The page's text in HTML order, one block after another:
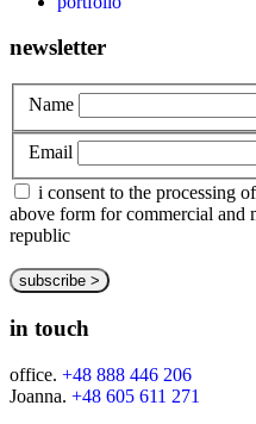
newsletter
Name
Email
i consent to the processing
above form for commercial and
republic
in touch
office. +48 888 446 206
Joanna. +48 605 611 271